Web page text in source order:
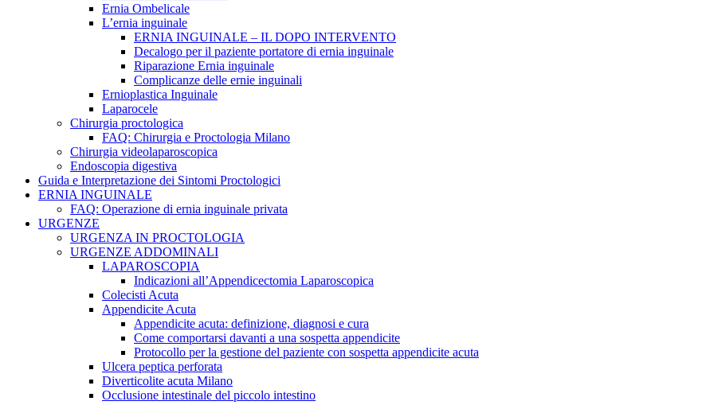
Ernia Ombelicale
L’ernia inguinale
ERNIA INGUINALE – IL DOPO INTERVENTO
Decalogo per il paziente portatore di ernia inguinale
Riparazione Ernia inguinale
Complicanze delle ernie inguinali
Ernioplastica Inguinale
Laparocele
Chirurgia proctologica
FAQ: Chirurgia e Proctologia Milano
Chirurgia videolaparoscopica
Endoscopia digestiva
Guida e Interpretazione dei Sintomi Proctologici
ERNIA INGUINALE
FAQ: Operazione di ernia inguinale privata
URGENZE
URGENZA IN PROCTOLOGIA
URGENZE ADDOMINALI
LAPAROSCOPIA
Indicazioni all’Appendicectomia Laparoscopica
Colecisti Acuta
Appendicite Acuta
Appendicite acuta: definizione, diagnosi e cura
Come comportarsi davanti a una sospetta appendicite
Protocollo per la gestione del paziente con sospetta appendicite acuta
Ulcera peptica perforata
Diverticolite acuta Milano
Occlusione intestinale del piccolo intestino